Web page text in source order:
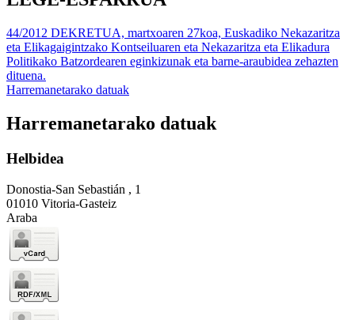
44/2012 DEKRETUA, martxoaren 27koa, Euskadiko Nekazaritza
eta Elikagaigintzako Kontseiluaren eta Nekazaritza eta Elikadura
Politikako Batzordearen eginkizunak eta barne-araubidea zehazten
dituena.
Harremanetarako datuak
Harremanetarako datuak
Helbidea
Donostia-San Sebastián , 1
01010 Vitoria-Gasteiz
Araba